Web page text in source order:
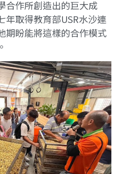
合作所創造出的巨大成
年取得教育部USR水沙連
期盼能將這樣的合作模式